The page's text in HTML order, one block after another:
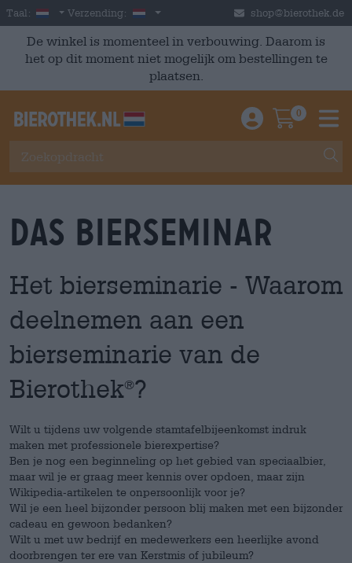
Skip to main content
Taal: Dutch
Verzending: Nederland shop@bierothek.de
De winkel is momenteel in verbouwing. Daarom is
het op dit moment niet mogelijk om bestellingen te
plaatsen.
Einloggen /
0
Das Bierseminar
Het bierseminarie - Waarom
deelnemen aan een
bierseminarie van de
Bierothek®?
Wilt u tijdens uw volgende stamtafelbijeenkomst indruk
maken met professionele bierexpertise?
Ben je nog een beginneling op het gebied van speciaalbier,
maar wil je er graag meer kennis over opdoen, maar zijn
Wikipedia-artikelen te onpersoonlijk voor je?
Wil je een heel bijzonder persoon blij maken met een bijzonder
cadeau en gewoon bedanken?
Wilt u met uw bedrijf en medewerkers een heerlijke avond
doorbrengen ter ere van Kerstmis of jubileum?